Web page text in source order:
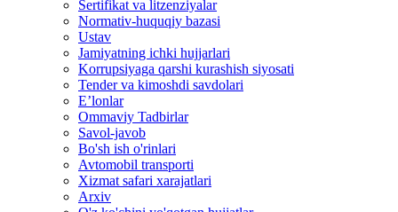
Sertifikat va litzenziyalar
Normativ-huquqiy bazasi
Ustav
Jamiyatning ichki hujjarlari
Korrupsiyaga qarshi kurashish siyosati
Tender va kimoshdi savdolari
E’lonlar
Ommaviy Tadbirlar
Savol-javob
Bo'sh ish o'rinlari
Avtomobil transporti
Xizmat safari xarajatlari
Arxiv